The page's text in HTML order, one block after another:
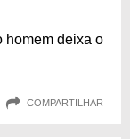
homem deixa o
COMPARTILHAR